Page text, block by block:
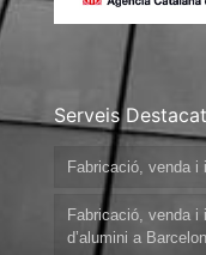
Serveis
Fabricació, venda i
Fabricació, venda i
d’alumini a